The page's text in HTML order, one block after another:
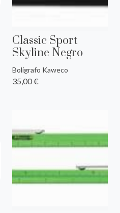
Classic Sport
Skyline Negro
Bolígrafo Kaweco
35,00 €